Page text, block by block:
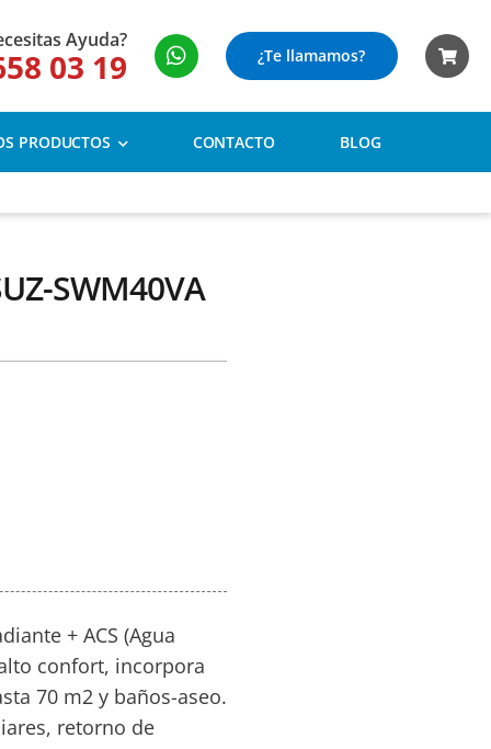
Ayuda?
03 19 ¿Te llamamos?
PRODUCTOS CONTACTO BLOG
SWM40VA
+ ACS (Agua
confort, incorpora
70 m2 y baños-aseo.
retorno de